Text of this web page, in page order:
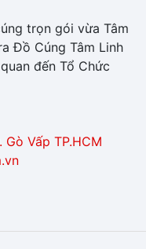
trọn gói vừa Tâm
Đồ Cúng Tâm Linh
đến Tổ Chức
Vấp TP.HCM